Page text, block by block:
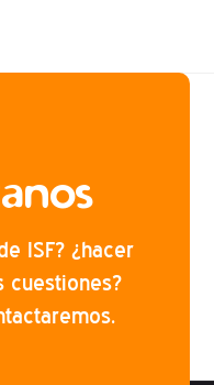
ISF? ¿hacer
cuestiones?